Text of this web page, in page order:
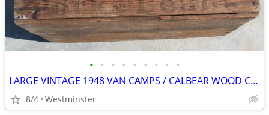
• • • • • • • • •
LARGE VINTAGE 1948 VAN CAMPS / CALBEAR WOOD CRATE PORK & BEANS
8/4 Westminster